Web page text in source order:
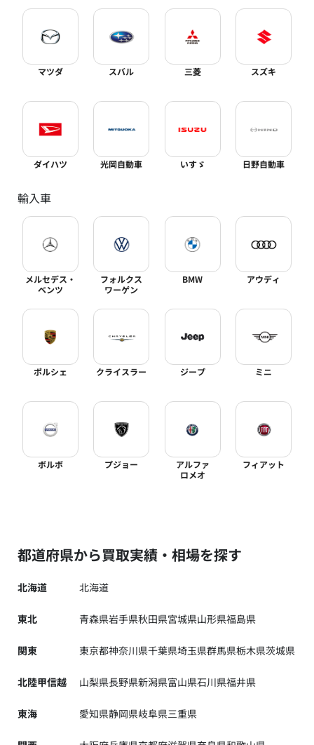
マツダ スバル 三菱 スズキ
ダイハツ 光岡自動車 いすゞ 日野自動車
輸入車
メルセデス・
ベンツ
フォルクス
ワーゲン
BMW アウディ
ポルシェ クライスラー ジープ ミニ
ボルボ プジョー
アルファ
ロメオ
フィアット
都道府県から買取実績・相場を探す
北海道 北海道
東北 青森県岩手県秋田県宮城県山形県福島県
関東 東京都神奈川県千葉県埼玉県群馬県栃木県茨城県
北陸甲信越 山梨県長野県新潟県富山県石川県福井県
東海 愛知県静岡県岐阜県三重県